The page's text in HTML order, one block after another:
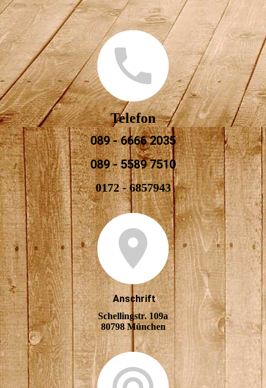
Telefon
089 - 6666 2035
089 - 5589 7510
0172 - 6857943
Anschrift
Schellingstr. 109a
80798 München